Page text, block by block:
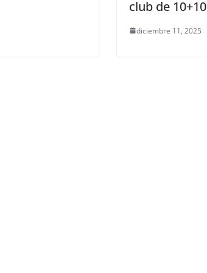
club de 10+10
diciembre 11, 2025